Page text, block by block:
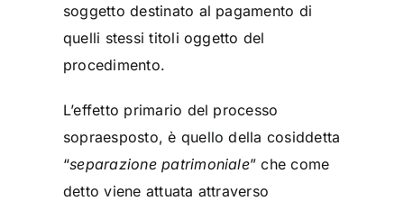
soggetto destinato al pagamento di
quelli stessi titoli oggetto del
procedimento.
L’effetto primario del processo
sopraesposto, è quello della cosiddetta
“separazione patrimoniale” che come
detto viene attuata attraverso